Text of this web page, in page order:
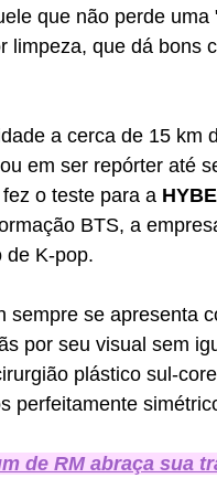
que não perde
limpeza, que dá bons
a cerca de 15 km
em ser repórter até
o teste para a HYBE
BTS, a
de K-pop.
sempre se apresenta
por seu visual sem
plástico sul-
perfeitamente
de RM abraça sua